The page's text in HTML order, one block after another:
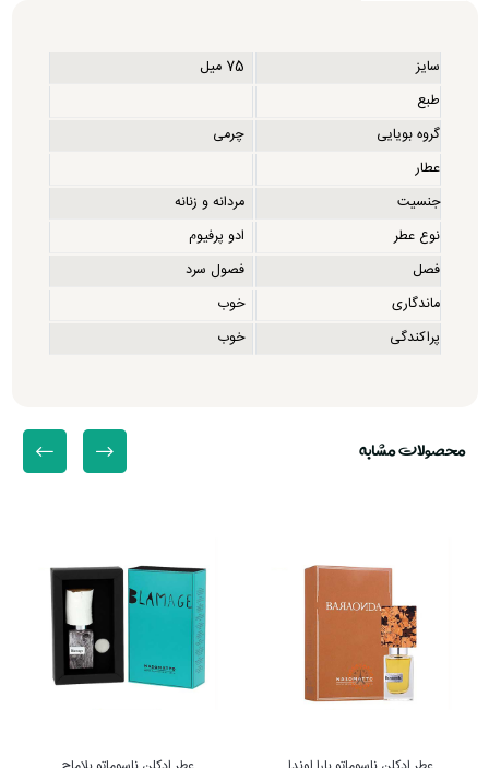
سایز
75 میل
طبع
گروه بویایی
چرمی
عطار
جنسیت
مردانه و زنانه
نوع عطر
ادو پرفیوم
فصل
فصول سرد
ماندگاری
خوب
پراکندگی
خوب
محصولات مشابه